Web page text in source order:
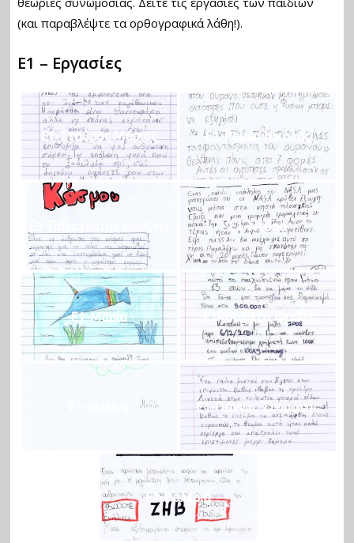
(και παραβλέψτε τα ορθογραφικά λάθη!).
Ε1 – Εργασίες
Ε1-Σταύρος Μάριος Ε1-Ρομέο Νικόλας
Ε1-Ντόρα
Ε1-Μαρία Ε1-Ιουλιέτα Φρύνη
Ε1-Γιάννης Σταμάτης
Ε1-Βαλέρια